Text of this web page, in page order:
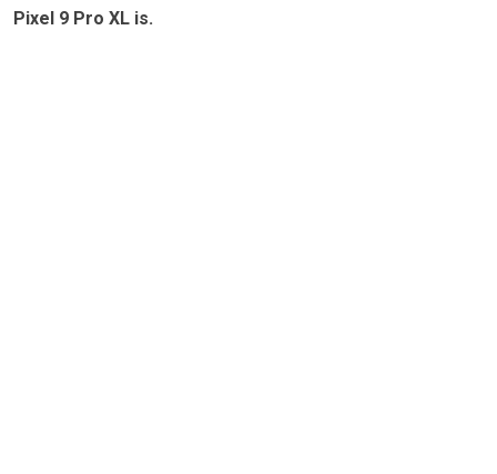
Pixel 9 Pro XL is.